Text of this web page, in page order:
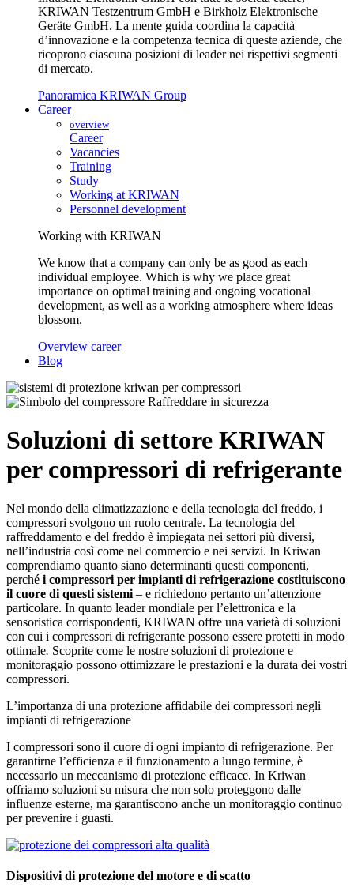
KRIWAN Testzentrum GmbH e Birkholz Elektronische
Geräte GmbH. La mente guida coordina la capacità
d’innovazione e la competenza tecnica di queste aziende, che
ricoprono ciascuna posizioni di leader nei rispettivi segmenti
di mercato.
Panoramica KRIWAN Group
Career
overview
Career
Vacancies
Training
Study
Working at KRIWAN
Personnel development
Working with KRIWAN
We know that a company can only be as good as each
individual employee. Which is why we place great
importance on optimal training and ongoing vocational
development, as well as a working atmosphere where ideas
blossom.
Overview career
Blog
Raffreddare in sicurezza
Soluzioni di settore KRIWAN
per compressori di refrigerante
Nel mondo della climatizzazione e della tecnologia del freddo, i
compressori svolgono un ruolo centrale. La tecnologia del
raffreddamento e del freddo è impiegata nei settori più diversi,
nell’industria così come nel commercio e nei servizi. In Kriwan
comprendiamo quanto siano determinanti questi componenti,
perché i compressori per impianti di refrigerazione costituiscono
il cuore di questi sistemi – e richiedono pertanto un’attenzione
particolare. In quanto leader mondiale per l’elettronica e la
sensoristica corrispondenti, KRIWAN offre una varietà di soluzioni
con cui i compressori di refrigerante possono essere protetti in modo
ottimale. Scoprite come le nostre soluzioni di protezione e
monitoraggio possono ottimizzare le prestazioni e la durata dei vostri
compressori.
L’importanza di una protezione affidabile dei compressori negli
impianti di refrigerazione
I compressori sono il cuore di ogni impianto di refrigerazione. Per
garantirne l’efficienza e il funzionamento a lungo termine, è
necessario un meccanismo di protezione efficace. In Kriwan
offriamo soluzioni su misura che non solo proteggono dalle
influenze esterne, ma garantiscono anche un monitoraggio continuo
per prevenire i guasti.
Dispositivi di protezione del motore e di scatto